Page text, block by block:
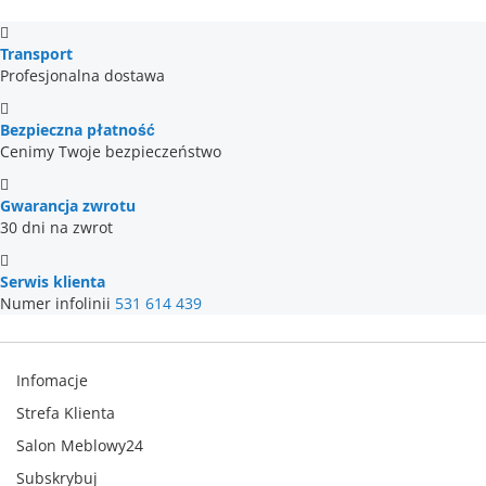
Transport
Profesjonalna dostawa
Bezpieczna płatność
Cenimy Twoje bezpieczeństwo
Gwarancja zwrotu
30 dni na zwrot
Serwis klienta
Numer infolinii 531 614 439
Infomacje
Strefa Klienta
Salon Meblowy24
Subskrybuj